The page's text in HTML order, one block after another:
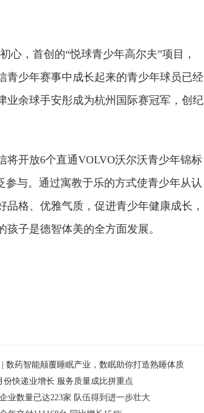
心，首创的“悦球青少年高尔夫”项目，
青少年赛事中成长起来的青少年球员已经
业余球手安彤成为杭州国际赛冠军，创纪
将开放6个直通VOLVO沃尔沃青少年锦标
参与。通过寓教于乐的方式使青少年从认
格、优雅气质，促进青少年健康成长，
子是德智体美的全方面发展。
数药智能颠覆睡眠产业，数眠助你打造熟睡体质
份快递业增长 服务质量成比拼重点
业数量已达223家 队伍得到进一步壮大